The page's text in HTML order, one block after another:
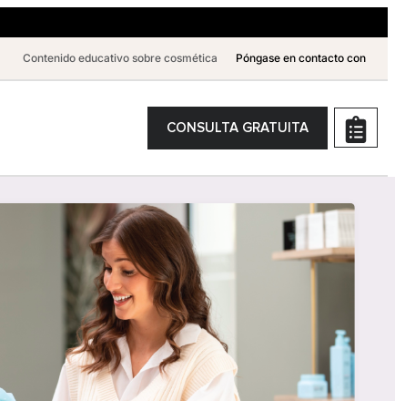
Contenido educativo sobre cosmética Póngase en contacto con
CONSULTA GRATUITA